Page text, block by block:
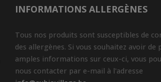
INFORMATIONS ALLERGÈNES
Tous nos produits sont susceptibles de
des allergènes. Si vous souhaitez avoir de
amples informations sur ceux-ci, vous
nous contacter par e-mail à l'adresse